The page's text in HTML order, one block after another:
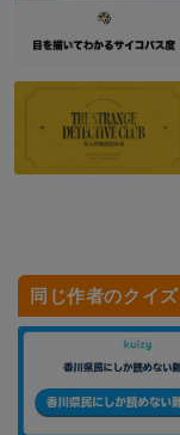
同じ作者のクイズ